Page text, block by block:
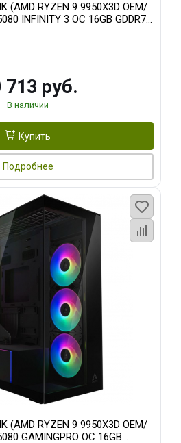
(AMD RYZEN 9 9950X3D OEM/
INFINITY 3 OC 16GB GDDR7
713 руб.
В наличии
Купить
Подробнее
(AMD RYZEN 9 9950X3D OEM/
GAMINGPRO OC 16GB